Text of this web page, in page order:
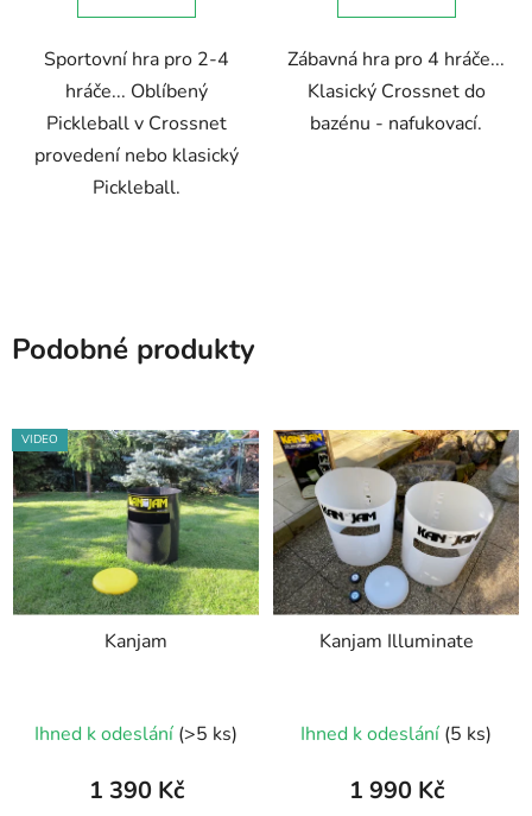
hvězdiček.
Sportovní hra pro 2-4
hráče... Oblíbený
Pickleball v Crossnet
provedení nebo klasický
Pickleball.
Zábavná hra pro 4 hráče...
Klasický Crossnet do
bazénu - nafukovací.
Podobné produkty
VIDEO
Kanjam
hodnocení
produktu
Ihned k odeslání (>5 ks)
1 390 Kč
Kanjam Illuminate
hodnocení
produktu
Ihned k odeslání (5 ks)
1 990 Kč